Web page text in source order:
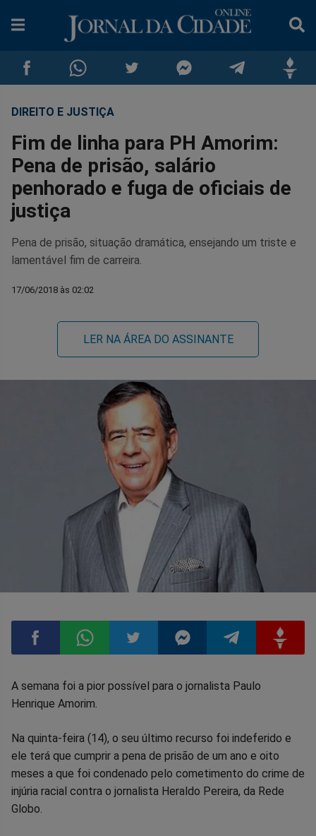
Compartilhar
no
Facebook
Compartilhar
no
Whatsapp
Compartilhar
no
Twitter
no
Messenger
no
TelegramGettr
DIREITO E JUSTIÇA
Fim de linha para PH Amorim:
Pena de prisão, salário
penhorado e fuga de oficiais de
justiça
Pena de prisão, situação dramática, ensejando um triste e
lamentável fim de carreira.
17/06/2018 às 02:02
LER NA ÁREA DO ASSINANTE
Compartilhar
Facebook
Compartilhar
Whatsapp
Compartilhar
Twitter
Compartilhar
Messenger
Compartilhar
TelegramGettr
A semana foi a pior possível para o jornalista Paulo
Henrique Amorim.
Na quinta-feira (14), o seu último recurso foi indeferido e
ele terá que cumprir a pena de prisão de um ano e oito
meses a que foi condenado pelo cometimento do crime de
injúria racial contra o jornalista Heraldo Pereira, da Rede
Globo.